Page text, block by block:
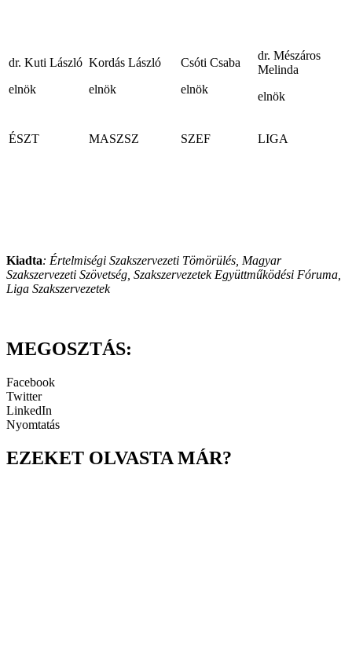
dr. Kuti László
elnök
Kordás László
elnök
Csóti Csaba
elnök
dr. Mészáros
Melinda
elnök
ÉSZT MASZSZ SZEF LIGA
Kiadta: Értelmiségi Szakszervezeti Tömörülés, Magyar
Szakszervezeti Szövetség, Szakszervezetek Együttműködési Fóruma,
Liga Szakszervezetek
MEGOSZTÁS:
Facebook
Twitter
LinkedIn
Nyomtatás
EZEKET OLVASTA MÁR?